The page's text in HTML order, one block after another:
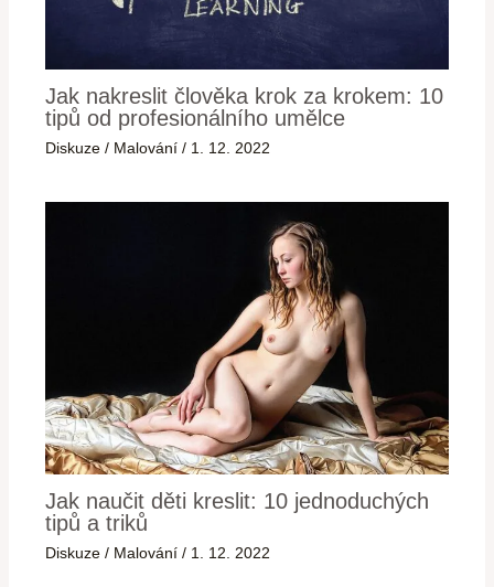
Jak nakreslit člověka krok za krokem: 10
tipů od profesionálního umělce
Diskuze / Malování / 1. 12. 2022
Jak naučit děti kreslit: 10 jednoduchých
tipů a triků
Diskuze / Malování / 1. 12. 2022